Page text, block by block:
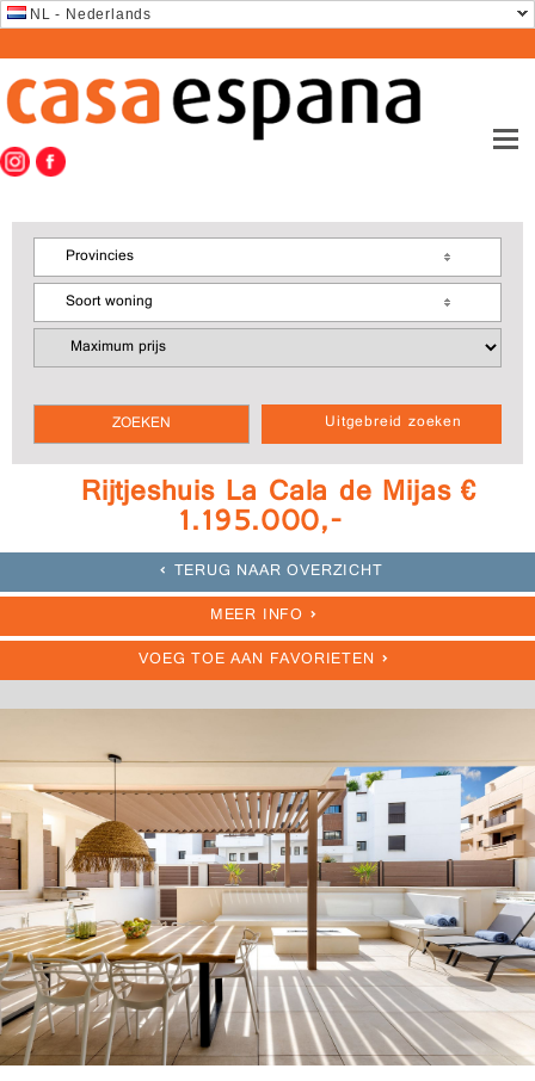
NL - Nederlands
Uitgebreid zoeken
Provincies
Soort woning
Rijtjeshuis La Cala de Mijas €
1.195.000,-
TERUG NAAR OVERZICHT
MEER INFO
VOEG TOE AAN FAVORIETEN